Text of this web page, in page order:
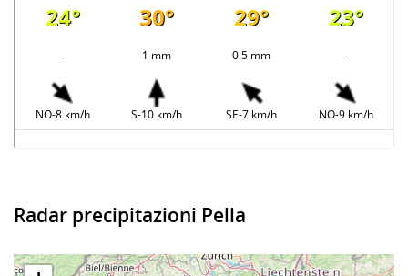
24° 30° 29° 23°
- 1 mm 0.5 mm -
NO-8 km/h S-10 km/h SE-7 km/h NO-9 km/h
Radar precipitazioni Pella